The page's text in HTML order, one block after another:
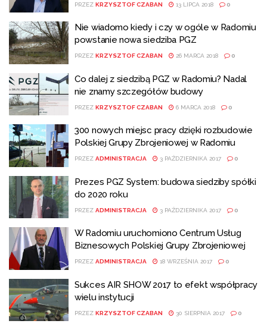
PRZEZ KRZYSZTOF CZABAN 13 LIPCA 2018 0
Nie wiadomo kiedy i czy w ogóle w Radomiu
powstanie nowa siedziba PGZ
PRZEZ KRZYSZTOF CZABAN 26 MARCA 2018 0
Co dalej z siedzibą PGZ w Radomiu? Nadal
nie znamy szczegółów budowy
PRZEZ KRZYSZTOF CZABAN 6 MARCA 2018 0
300 nowych miejsc pracy dzięki rozbudowie
Polskiej Grupy Zbrojeniowej w Radomiu
PRZEZ ADMINISTRACJA 3 PAŹDZIERNIKA 2017 0
Prezes PGZ System: budowa siedziby spółki
do 2020 roku
PRZEZ ADMINISTRACJA 3 PAŹDZIERNIKA 2017 0
W Radomiu uruchomiono Centrum Usług
Biznesowych Polskiej Grupy Zbrojeniowej
PRZEZ ADMINISTRACJA 18 WRZEŚNIA 2017 0
Sukces AIR SHOW 2017 to efekt współpracy
wielu instytucji
PRZEZ KRZYSZTOF CZABAN 30 SIERPNIA 2017 0